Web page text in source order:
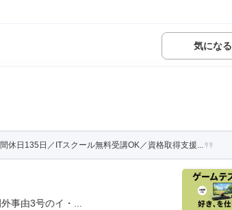
気になる
休日135日／ITスクール無料受講OK／資格取得支援...
事由3号のイ・...